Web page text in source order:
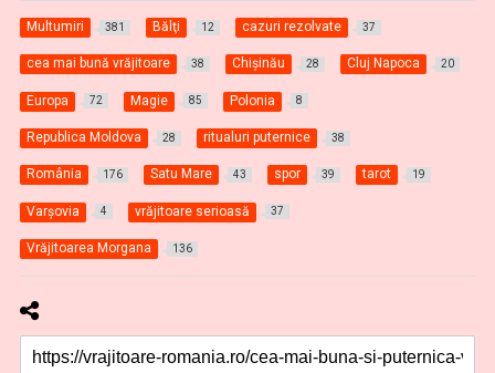
Multumiri 381 Bălţi 12 cazuri rezolvate 37
cea mai bună vrăjitoare 38 Chişinău 28 Cluj Napoca 20
Europa 72 Magie 85 Polonia 8
Republica Moldova 28 ritualuri puternice 38
România 176 Satu Mare 43 spor 39 tarot 19
Varşovia 4 vrăjitoare serioasă 37
Vrăjitoarea Morgana 136